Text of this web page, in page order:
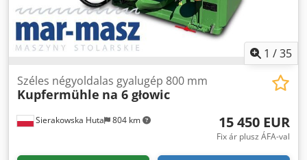
1 /35
Sierakowska Huta 804 km
Széles négyoldalas gyalugép 800 mm
Kupfermühle na 6 głowic
15 450 EUR
Fix ár plusz ÁFA-val